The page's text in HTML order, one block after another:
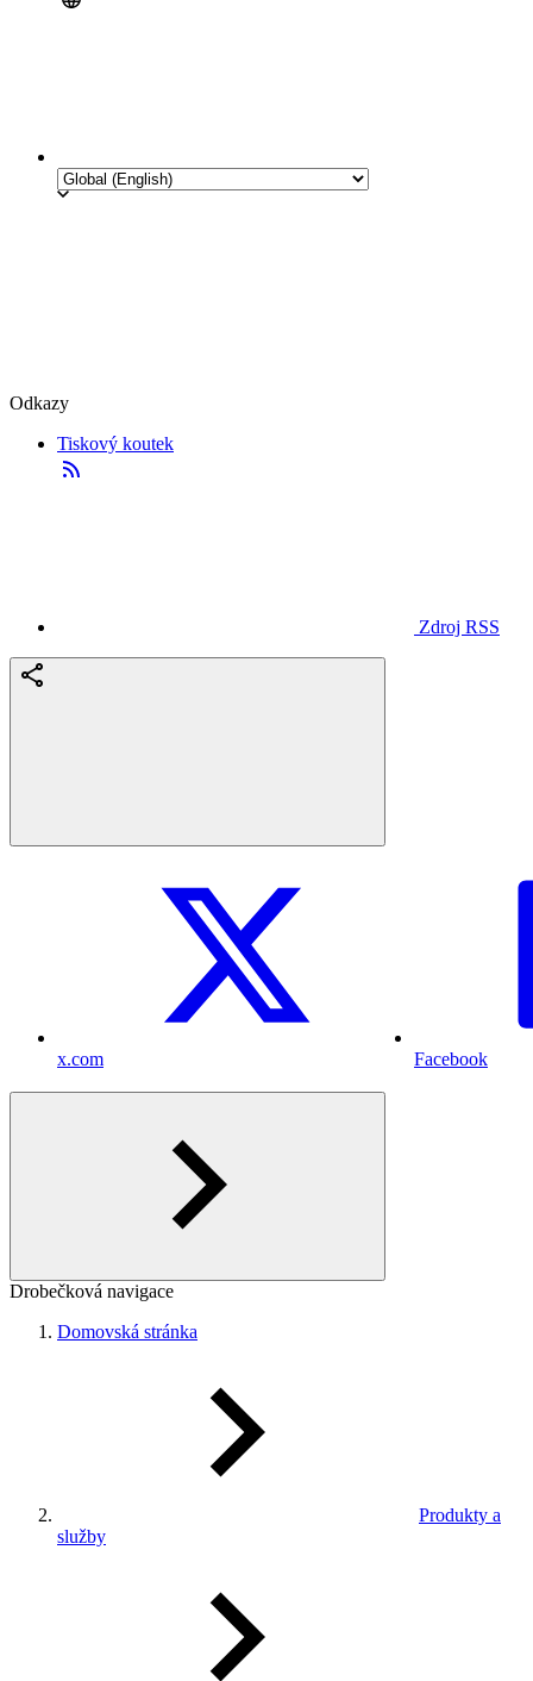
Odkazy
Tiskový koutek
Zdroj RSS
x.com Facebook
Drobečková navigace
Domovská stránka
Produkty a
služby